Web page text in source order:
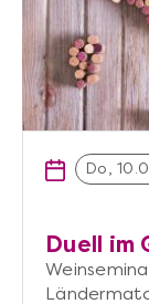
Do,
Duell im